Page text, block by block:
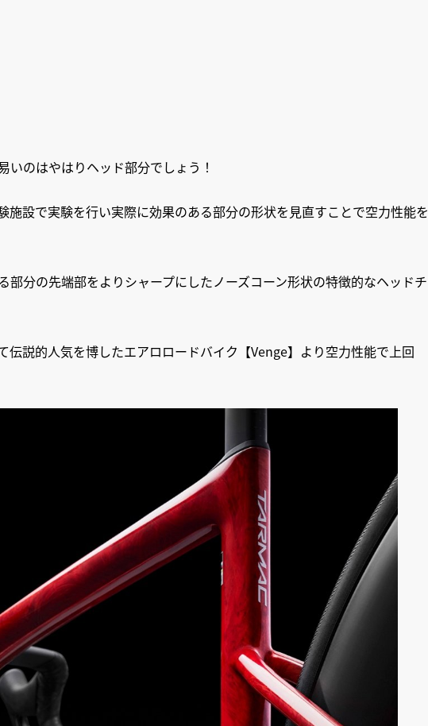
いのはやはりヘッド部分でしょう！
施設で実験を行い実際に効果のある部分の形状を見直すことで空力性能を
部分の先端部をよりシャープにしたノーズコーン形状の特徴的なヘッドチ
伝説的人気を博したエアロロードバイク【Venge】より空力性能で上回